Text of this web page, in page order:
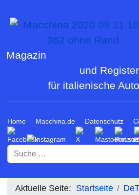
Magazin
und Register
für italienische
Home Macchina.de Datenschutz
Suchen
Aktuelle Seite: Startseite